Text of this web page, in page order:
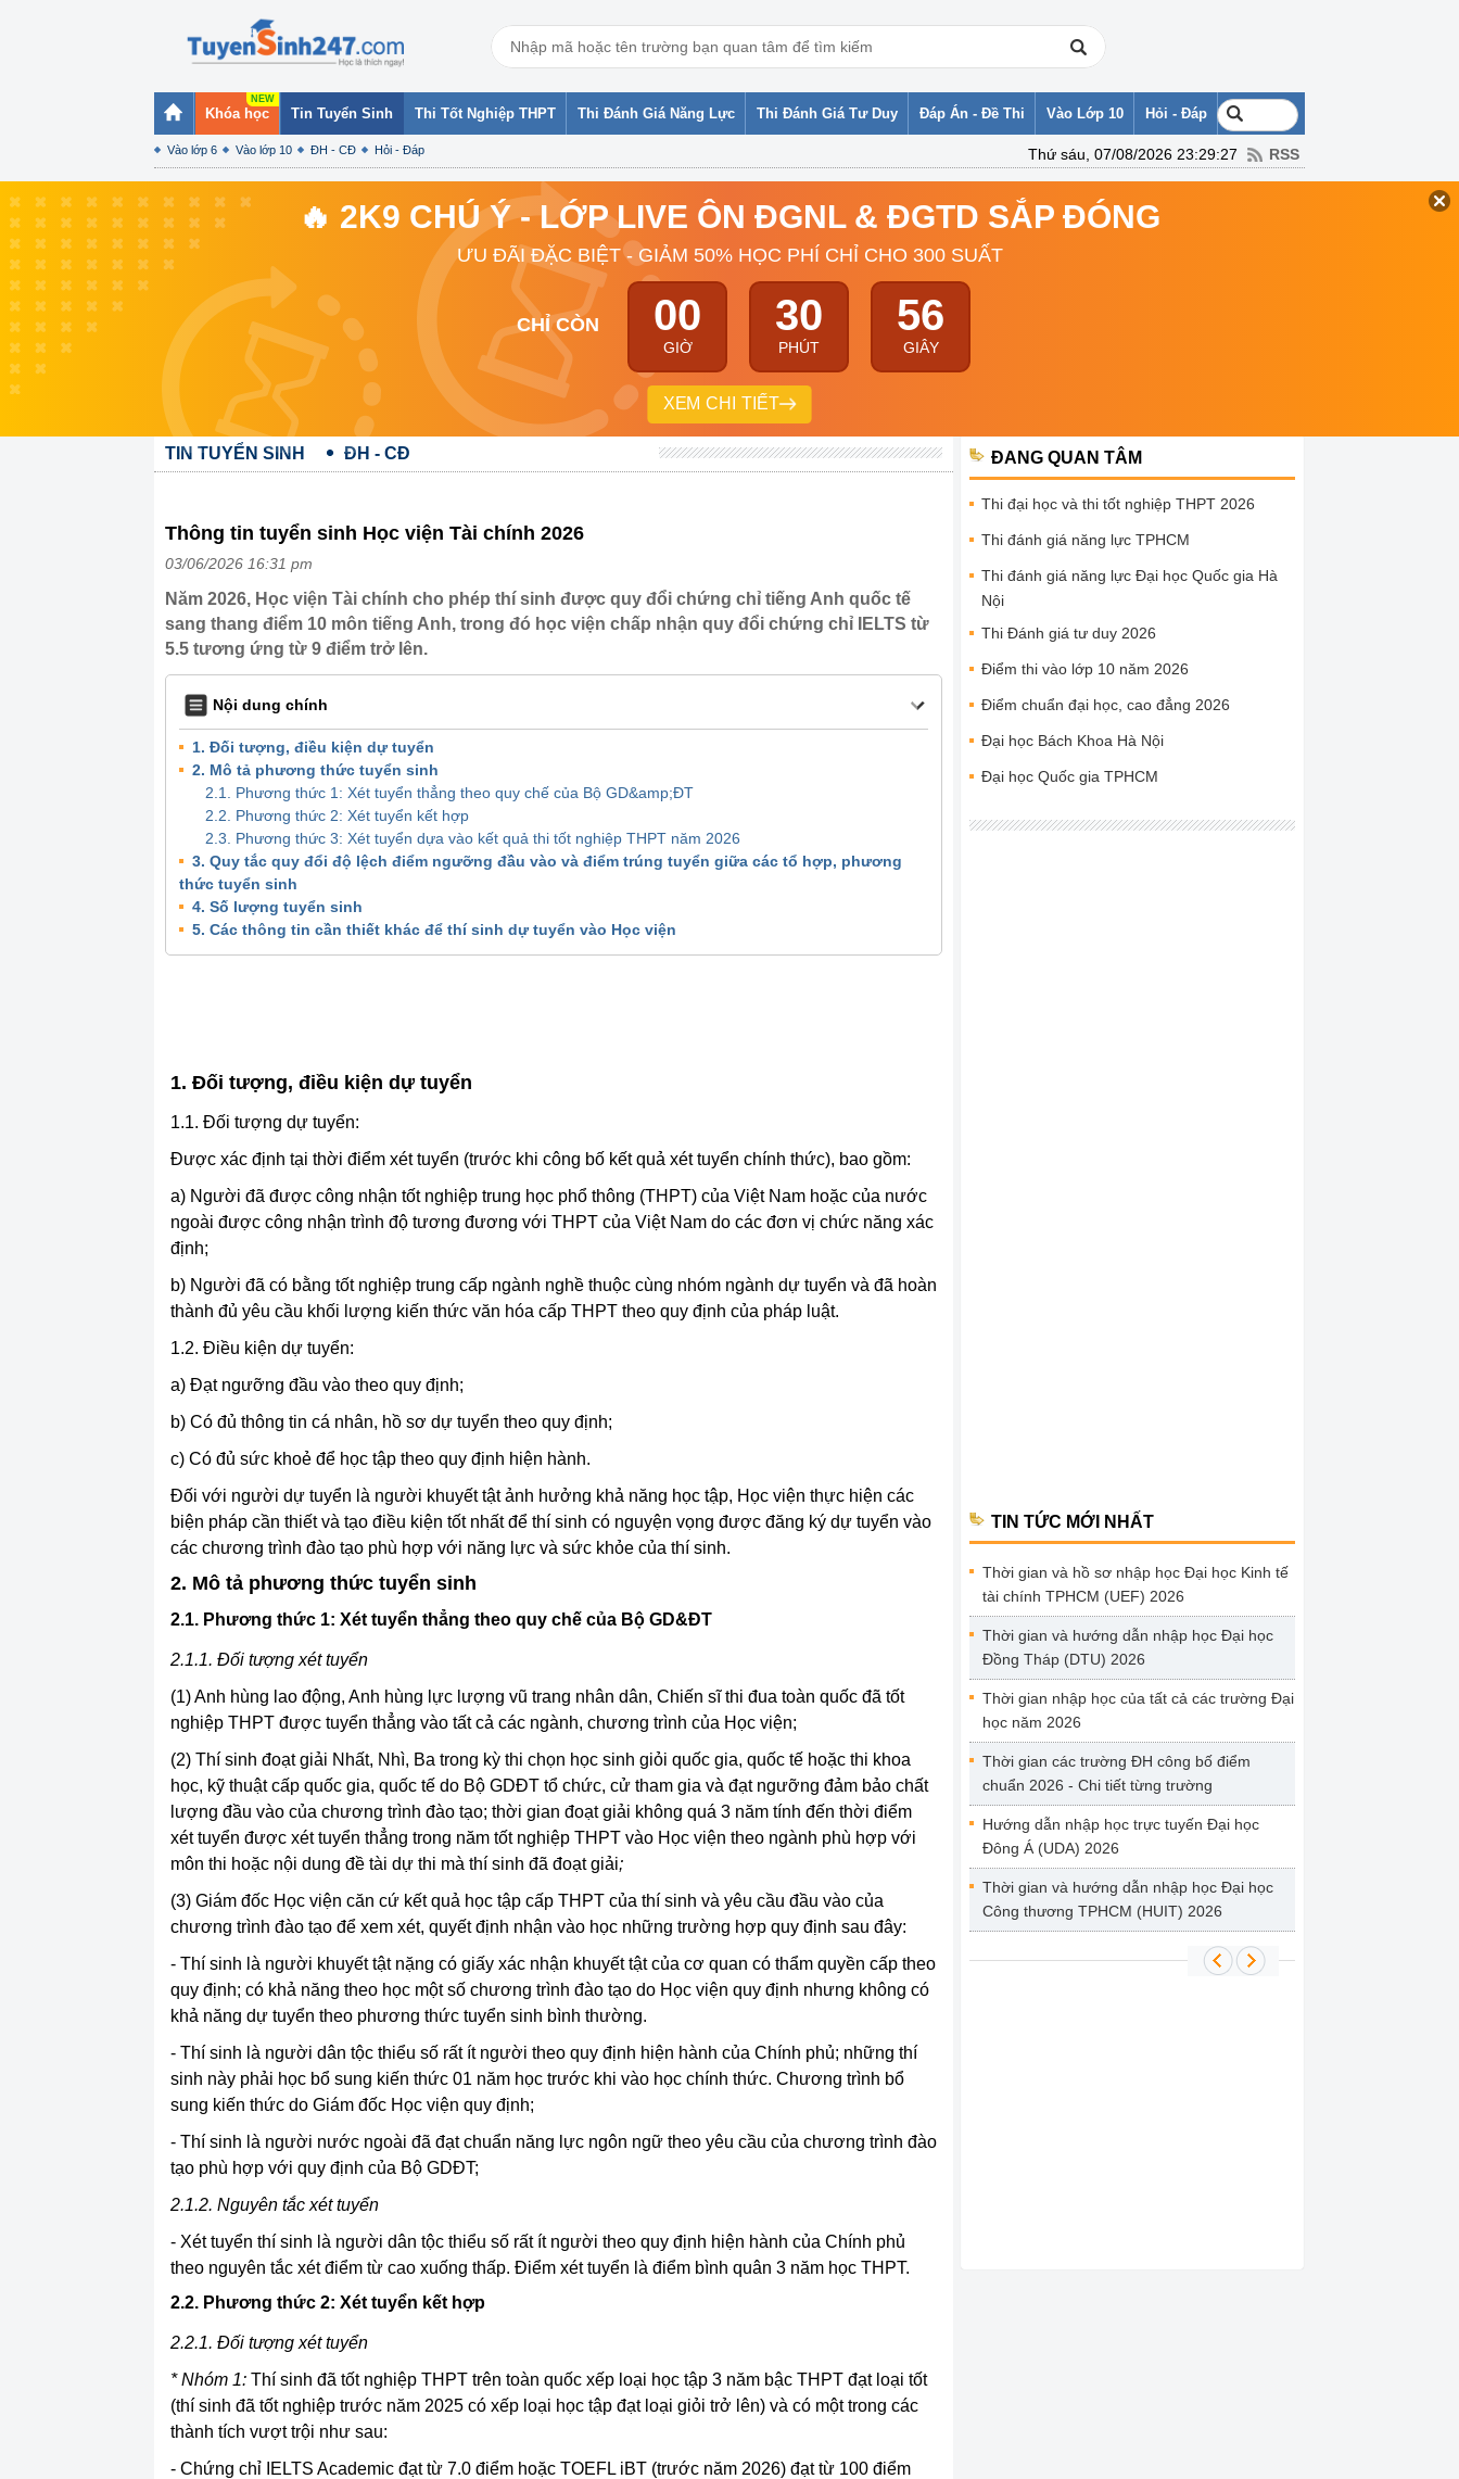
Khóa học Tin Tuyển Sinh
Vào lớp 6 Vào lớp 10 ĐH - CĐ Hỏi - Đáp
Thi Tốt Nghiệp THPT Thi Đánh Giá Năng Lực Thi Đánh Giá Tư Duy Đáp Án - Đề Thi Vào Lớp 10 Hỏi - Đáp
Thứ sáu, 07/08/2026 23:29:27 RSS
🔥 2K9 CHÚ Ý - LỚP LIVE ÔN ĐGNL & ĐGTD SẮP ĐÓNG
ƯU ĐÃI ĐẶC BIỆT - GIẢM 50% HỌC PHÍ CHỈ CHO 300 SUẤT
CHỈ CÒN 00
GIỜ
30
PHÚT
55
GIÂY
XEM CHI TIẾT
TIN TUYỂN SINH ĐH - CĐ
Thông tin tuyển sinh Học viện Tài chính 2026
03/06/2026 16:31 pm
Năm 2026, Học viện Tài chính cho phép thí sinh được quy đổi chứng chỉ tiếng Anh quốc tế
sang thang điểm 10 môn tiếng Anh, trong đó học viện chấp nhận quy đổi chứng chỉ IELTS từ
5.5 tương ứng từ 9 điểm trở lên.
Nội dung chính
1. Đối tượng, điều kiện dự tuyển
2. Mô tả phương thức tuyển sinh
2.1. Phương thức 1: Xét tuyển thẳng theo quy chế của Bộ GD&amp;ĐT
2.2. Phương thức 2: Xét tuyển kết hợp
2.3. Phương thức 3: Xét tuyển dựa vào kết quả thi tốt nghiệp THPT năm 2026
3. Quy tắc quy đổi độ lệch điểm ngưỡng đầu vào và điểm trúng tuyển giữa các tổ hợp, phương
thức tuyển sinh
4. Số lượng tuyển sinh
5. Các thông tin cần thiết khác để thí sinh dự tuyển vào Học viện
1. Đối tượng, điều kiện dự tuyển
1.1. Đối tượng dự tuyển:
Được xác định tại thời điểm xét tuyển (trước khi công bố kết quả xét tuyển chính thức), bao gồm:
a) Người đã được công nhận tốt nghiệp trung học phổ thông (THPT) của Việt Nam hoặc của nước
ngoài được công nhận trình độ tương đương với THPT của Việt Nam do các đơn vị chức năng xác
định;
b) Người đã có bằng tốt nghiệp trung cấp ngành nghề thuộc cùng nhóm ngành dự tuyển và đã hoàn
thành đủ yêu cầu khối lượng kiến thức văn hóa cấp THPT theo quy định của pháp luật.
1.2. Điều kiện dự tuyển:
a) Đạt ngưỡng đầu vào theo quy định;
b) Có đủ thông tin cá nhân, hồ sơ dự tuyển theo quy định;
c) Có đủ sức khoẻ để học tập theo quy định hiện hành.
Đối với người dự tuyển là người khuyết tật ảnh hưởng khả năng học tập, Học viện thực hiện các
biện pháp cần thiết và tạo điều kiện tốt nhất để thí sinh có nguyện vọng được đăng ký dự tuyển vào
các chương trình đào tạo phù hợp với năng lực và sức khỏe của thí sinh.
2. Mô tả phương thức tuyển sinh
2.1. Phương thức 1: Xét tuyển thẳng theo quy chế của Bộ GD&ĐT
2.1.1. Đối tượng xét tuyển
(1) Anh hùng lao động, Anh hùng lực lượng vũ trang nhân dân, Chiến sĩ thi đua toàn quốc đã tốt
nghiệp THPT được tuyển thẳng vào tất cả các ngành, chương trình của Học viện;
(2) Thí sinh đoạt giải Nhất, Nhì, Ba trong kỳ thi chọn học sinh giỏi quốc gia, quốc tế hoặc thi khoa
học, kỹ thuật cấp quốc gia, quốc tế do Bộ GDĐT tổ chức, cử tham gia và đạt ngưỡng đảm bảo chất
lượng đầu vào của chương trình đào tạo; thời gian đoạt giải không quá 3 năm tính đến thời điểm
xét tuyển được xét tuyển thẳng trong năm tốt nghiệp THPT vào Học viện theo ngành phù hợp với
môn thi hoặc nội dung đề tài dự thi mà thí sinh đã đoạt giải;
(3) Giám đốc Học viện căn cứ kết quả học tập cấp THPT của thí sinh và yêu cầu đầu vào của
chương trình đào tạo để xem xét, quyết định nhận vào học những trường hợp quy định sau đây:
- Thí sinh là người khuyết tật nặng có giấy xác nhận khuyết tật của cơ quan có thẩm quyền cấp theo
quy định; có khả năng theo học một số chương trình đào tạo do Học viện quy định nhưng không có
khả năng dự tuyển theo phương thức tuyển sinh bình thường.
- Thí sinh là người dân tộc thiểu số rất ít người theo quy định hiện hành của Chính phủ; những thí
sinh này phải học bổ sung kiến thức 01 năm học trước khi vào học chính thức. Chương trình bổ
sung kiến thức do Giám đốc Học viện quy định;
- Thí sinh là người nước ngoài đã đạt chuẩn năng lực ngôn ngữ theo yêu cầu của chương trình đào
tạo phù hợp với quy định của Bộ GDĐT;
2.1.2. Nguyên tắc xét tuyển
- Xét tuyển thí sinh là người dân tộc thiểu số rất ít người theo quy định hiện hành của Chính phủ
theo nguyên tắc xét điểm từ cao xuống thấp. Điểm xét tuyển là điểm bình quân 3 năm học THPT.
2.2. Phương thức 2: Xét tuyển kết hợp
2.2.1. Đối tượng xét tuyển
* Nhóm 1: Thí sinh đã tốt nghiệp THPT trên toàn quốc xếp loại học tập 3 năm bậc THPT đạt loại tốt
(thí sinh đã tốt nghiệp trước năm 2025 có xếp loại học tập đạt loại giỏi trở lên) và có một trong các
thành tích vượt trội như sau:
- Chứng chỉ IELTS Academic đạt từ 7.0 điểm hoặc TOEFL iBT (trước năm 2026) đạt từ 100 điểm
ĐANG QUAN TÂM
Thi đại học và thi tốt nghiệp THPT 2026
Thi đánh giá năng lực TPHCM
Thi đánh giá năng lực Đại học Quốc gia Hà
Nội
Thi Đánh giá tư duy 2026
Điểm thi vào lớp 10 năm 2026
Điểm chuẩn đại học, cao đẳng 2026
Đại học Bách Khoa Hà Nội
Đại học Quốc gia TPHCM
TIN TỨC MỚI NHẤT
Thời gian và hồ sơ nhập học Đại học Kinh tế
tài chính TPHCM (UEF) 2026
Thời gian và hướng dẫn nhập học Đại học
Đồng Tháp (DTU) 2026
Thời gian nhập học của tất cả các trường Đại
học năm 2026
Thời gian các trường ĐH công bố điểm
chuẩn 2026 - Chi tiết từng trường
Hướng dẫn nhập học trực tuyến Đại học
Đông Á (UDA) 2026
Thời gian và hướng dẫn nhập học Đại học
Công thương TPHCM (HUIT) 2026